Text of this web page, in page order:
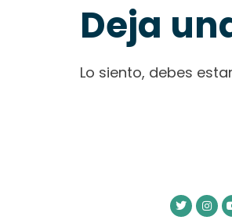
Deja
Lo siento, debes estar